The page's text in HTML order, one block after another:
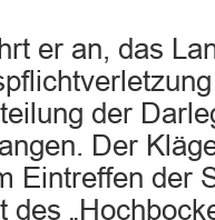
er an, das
der
Der
Eintreffen der